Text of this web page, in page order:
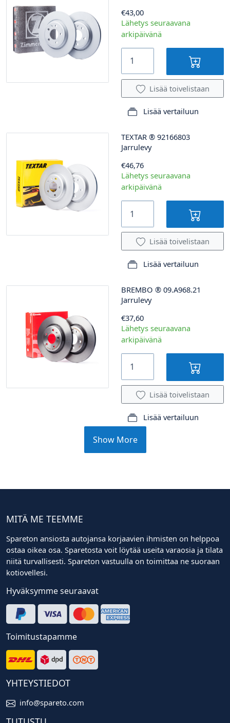
€43,00
Lähetys seuraavana
arkipäivänä
Lisää toivelistaan
Lisää vertailuun
TEXTAR ® 92166803
Jarrulevy
€46,76
Lähetys seuraavana
arkipäivänä
Lisää toivelistaan
Lisää vertailuun
BREMBO ® 09.A968.21
Jarrulevy
€37,60
Lähetys seuraavana
arkipäivänä
Lisää toivelistaan
Lisää vertailuun
Show More
MITÄ ME TEEMME
Spareton ansiosta autojansa korjaavien ihmisten on helppoa
ostaa oikea osa. Sparetosta voit löytää useita varaosia ja tilata
niitä turvallisesti. Spareton vastuulla on toimittaa ne suoraan
kotiovellesi.
Hyväksymme seuraavat
Toimitustapamme
YHTEYSTIEDOT
info@spareto.com